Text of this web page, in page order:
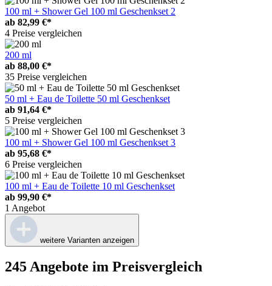
100 ml + Shower Gel 100 ml Geschenkset 2
ab 82,99 €*
4 Preise vergleichen
200 ml
ab 88,00 €*
35 Preise vergleichen
50 ml + Eau de Toilette 50 ml Geschenkset
ab 91,64 €*
5 Preise vergleichen
100 ml + Shower Gel 100 ml Geschenkset 3
ab 95,68 €*
6 Preise vergleichen
100 ml + Eau de Toilette 10 ml Geschenkset
ab 99,90 €*
1 Angebot
weitere Varianten anzeigen
245 Angebote im Preisvergleich